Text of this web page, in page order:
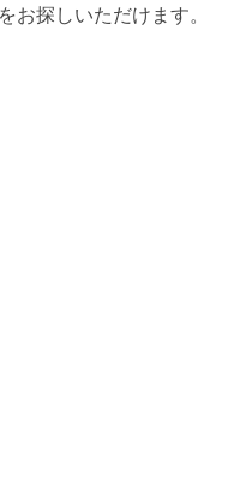
お探しいただけます。